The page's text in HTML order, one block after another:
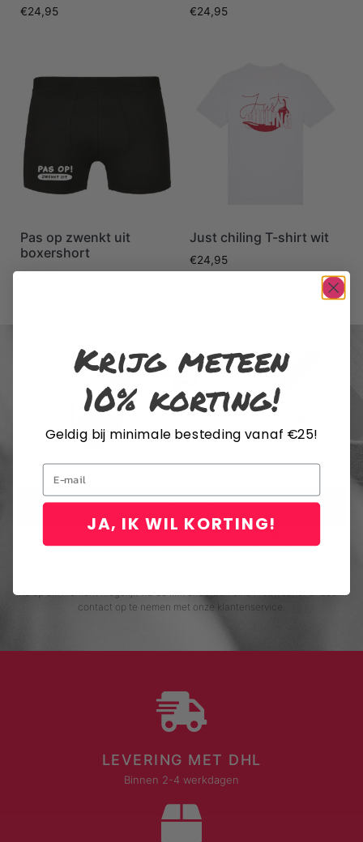
€24,95 €24,95
Pas op zwenkt uit
boxershort
€14,95
Just chiling T-shirt wit
€24,95
SCHRIJF JE IN VOOR DE NIEUWSBRIEF
INSCHRIJVEN
Door me in te schrijven voor de nieuwsbrief, ga ik akkoord met het
is op elk moment mogelijk via de link onderaan elke nieuwsbrief of door
contact op te nemen met onze klantenservice.
LEVERING MET DHL
Binnen 2-4 werkdagen
Krijg meteen
10% korting!
Geldig bij minimale besteding vanaf €25!
Email
JA, IK WIL KORTING!